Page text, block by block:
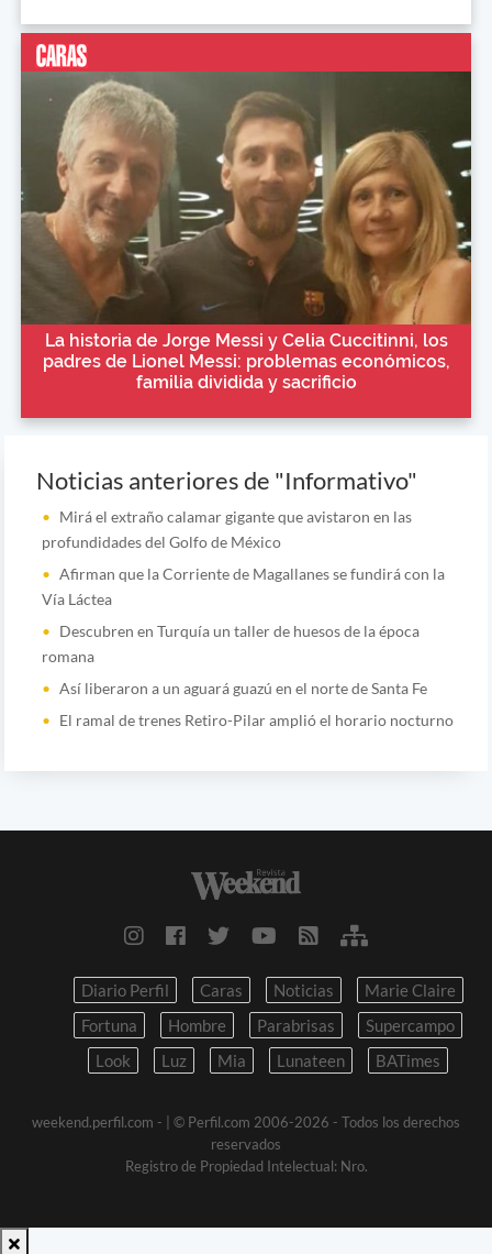
La historia de Jorge Messi y Celia Cuccitinni, los
padres de Lionel Messi: problemas económicos,
familia dividida y sacrificio
Noticias anteriores de "Informativo"
Mirá el extraño calamar gigante que avistaron en las
profundidades del Golfo de México
Afirman que la Corriente de Magallanes se fundirá con la
Vía Láctea
Descubren en Turquía un taller de huesos de la época
romana
Así liberaron a un aguará guazú en el norte de Santa Fe
El ramal de trenes Retiro-Pilar amplió el horario nocturno
Diario Perfil Caras Noticias
Marie Claire
Fortuna
Hombre Parabrisas
Supercampo
Look
Luz Mia Lunateen BATimes
weekend.perfil.com - | © Perfil.com 2006-2026 - Todos los derechos
reservados
Registro de Propiedad Intelectual: Nro.